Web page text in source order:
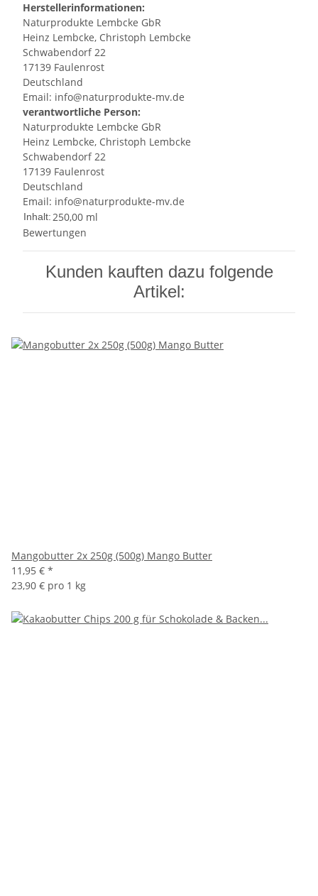
Herstellerinformationen:
Naturprodukte Lembcke GbR
Heinz Lembcke, Christoph Lembcke
Schwabendorf 22
17139 Faulenrost
Deutschland
Email: info@naturprodukte-mv.de
verantwortliche Person:
Naturprodukte Lembcke GbR
Heinz Lembcke, Christoph Lembcke
Schwabendorf 22
17139 Faulenrost
Deutschland
Email: info@naturprodukte-mv.de
Inhalt:250,00 ml
Bewertungen
Kunden kauften dazu folgende
Artikel:
Mangobutter 2x 250g (500g) Mango Butter
11,95 € *
23,90 € pro 1 kg